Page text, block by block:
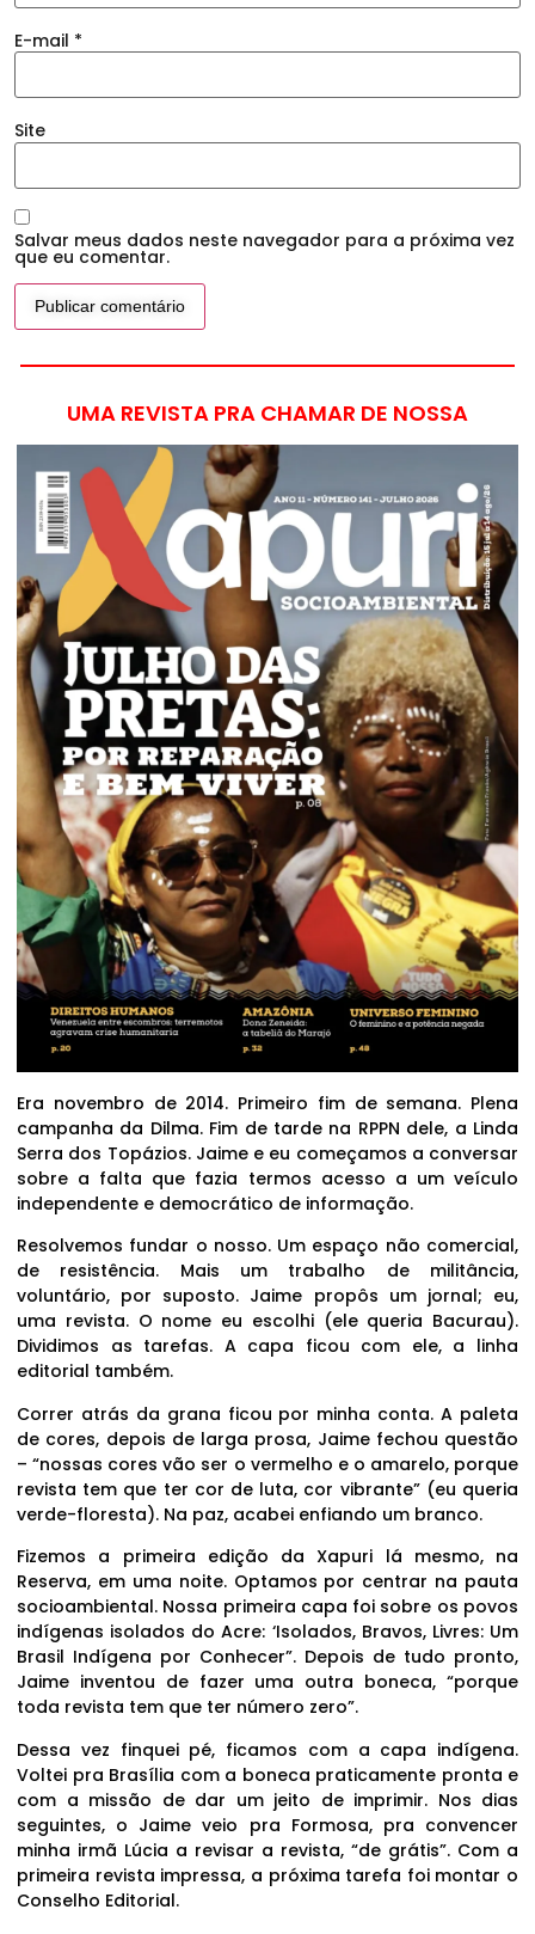
E-mail *
Site
Salvar meus dados neste navegador para a próxima vez
que eu comentar.
UMA REVISTA PRA CHAMAR DE NOSSA
Era novembro de 2014. Primeiro fim de semana. Plena
campanha da Dilma. Fim de tarde na RPPN dele, a Linda
Serra dos Topázios. Jaime e eu começamos a conversar
sobre a falta que fazia termos acesso a um veículo
independente e democrático de informação.
Resolvemos fundar o nosso. Um espaço não comercial,
de resistência. Mais um trabalho de militância,
voluntário, por suposto. Jaime propôs um jornal; eu,
uma revista. O nome eu escolhi (ele queria Bacurau).
Dividimos as tarefas. A capa ficou com ele, a linha
editorial também.
Correr atrás da grana ficou por minha conta. A paleta
de cores, depois de larga prosa, Jaime fechou questão
– “nossas cores vão ser o vermelho e o amarelo, porque
revista tem que ter cor de luta, cor vibrante” (eu queria
verde-floresta). Na paz, acabei enfiando um branco.
Fizemos a primeira edição da Xapuri lá mesmo, na
Reserva, em uma noite. Optamos por centrar na pauta
socioambiental. Nossa primeira capa foi sobre os povos
indígenas isolados do Acre: ‘Isolados, Bravos, Livres: Um
Brasil Indígena por Conhecer”. Depois de tudo pronto,
Jaime inventou de fazer uma outra boneca, “porque
toda revista tem que ter número zero”.
Dessa vez finquei pé, ficamos com a capa indígena.
Voltei pra Brasília com a boneca praticamente pronta e
com a missão de dar um jeito de imprimir. Nos dias
seguintes, o Jaime veio pra Formosa, pra convencer
minha irmã Lúcia a revisar a revista, “de grátis”. Com a
primeira revista impressa, a próxima tarefa foi montar o
Conselho Editorial.